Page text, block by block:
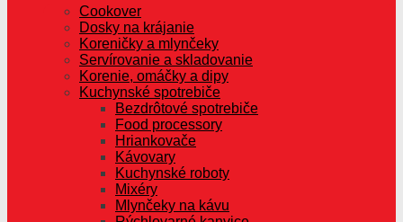
Cookover
Dosky na krájanie
Koreničky a mlynčeky
Servírovanie a skladovanie
Korenie, omáčky a dipy
Kuchynské spotrebiče
Bezdrôtové spotrebiče
Food processory
Hriankovače
Kávovary
Kuchynské roboty
Mixéry
Mlynčeky na kávu